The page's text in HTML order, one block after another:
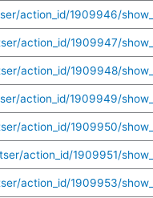
action_id/1909946/
action_id/1909947/
action_id/1909948/
action_id/1909949/
action_id/1909950/
action_id/1909951/
action_id/1909953/